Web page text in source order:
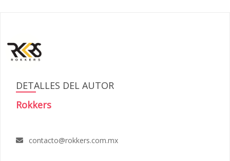
DETALLES DEL AUTOR
Rokkers
contacto@rokkers.com.mx